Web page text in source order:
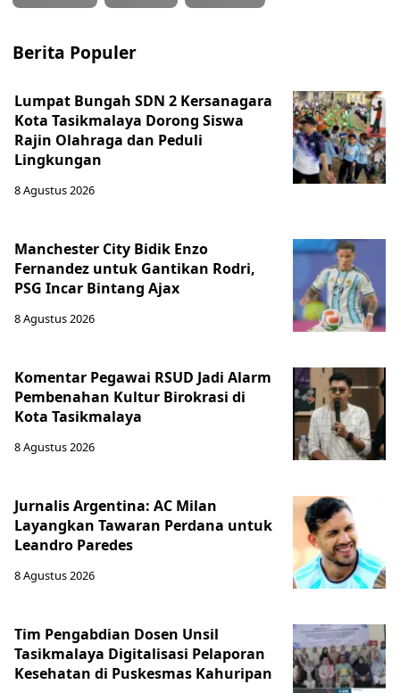
Berita Populer
Lumpat Bungah SDN 2 Kersanagara
Kota Tasikmalaya Dorong Siswa
Rajin Olahraga dan Peduli
Lingkungan
8 Agustus 2026
Manchester City Bidik Enzo
Fernandez untuk Gantikan Rodri,
PSG Incar Bintang Ajax
8 Agustus 2026
Komentar Pegawai RSUD Jadi Alarm
Pembenahan Kultur Birokrasi di
Kota Tasikmalaya
8 Agustus 2026
Jurnalis Argentina: AC Milan
Layangkan Tawaran Perdana untuk
Leandro Paredes
8 Agustus 2026
Tim Pengabdian Dosen Unsil
Tasikmalaya Digitalisasi Pelaporan
Kesehatan di Puskesmas Kahuripan